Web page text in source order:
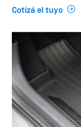
Cotizá el tuyo